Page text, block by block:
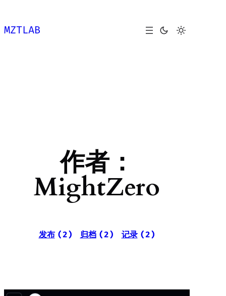
内
MZTLAB
作者：
MightZero
发布 (2) 归档 (2) 记录 (2)